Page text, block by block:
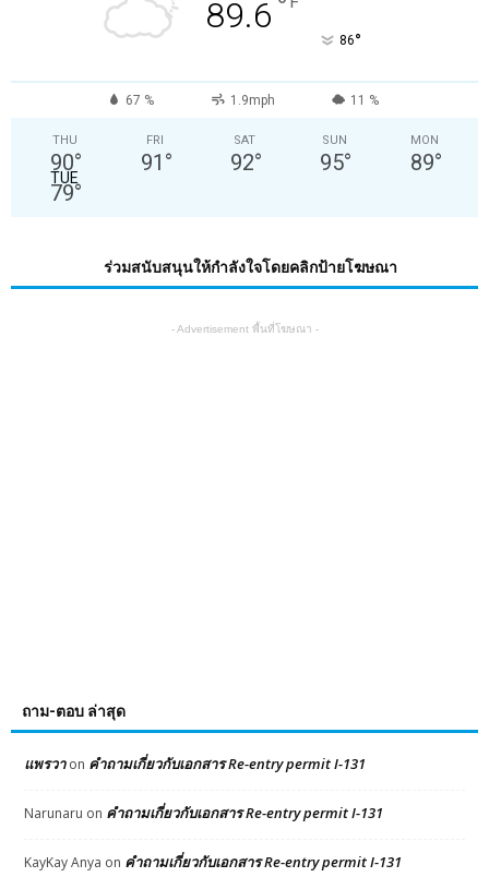
89.6
86°
67 % 1.9mph 11 %
THU
90°
FRI
91 °
SAT
92°
SUN
95°
MON
89°
TUE
79°
ร่วมสนับสนุนให้กำลังใจโดยคลิกป้ายโฆษณา
- Advertisement พื้นที่โฆษณา -
ถาม-ตอบ ล่าสุด
แพรวาon คำถามเกี่ยวกับเอกสาร Re-entry permit I-131
Narunaru on คำถามเกี่ยวกับเอกสาร Re-entry permit I-131
KayKay Anya on คำถามเกี่ยวกับเอกสาร Re-entry permit I-131